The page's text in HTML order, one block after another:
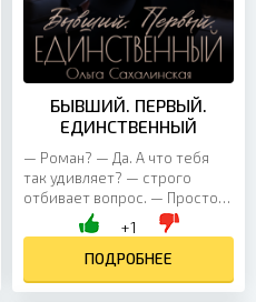
БЫВШИЙ. ПЕРВЫЙ.
ЕДИНСТВЕННЫЙ
— Роман? — Да. А что тебя
так удивляет? — строго
отбивает вопрос. — Просто
не ожидала. Он
приподнимает бровь,
пробегая взглядом по моему
телу. — Какими судьбами,
Екатерина? — Пришла на
+1
ПОДРОБНЕЕ